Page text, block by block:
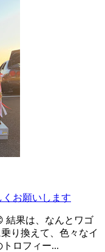
くお願いします
結果は、なんとワゴ
り換えて、色々なイ
ロフィー...